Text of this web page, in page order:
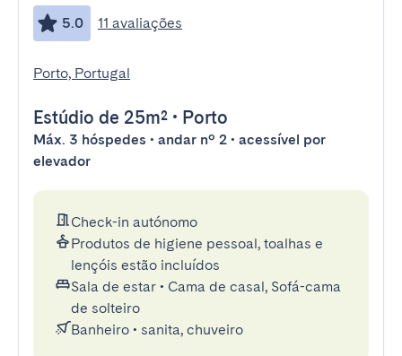
5.0 11 avaliações
Porto, Portugal
Estúdio de 25m² • Porto
Máx. 3 hóspedes • andar nº 2 • acessível por
elevador
Check-in autónomo
Produtos de higiene pessoal, toalhas e
lençóis estão incluídos
Sala de estar • Cama de casal, Sofá-cama
de solteiro
Banheiro • sanita, chuveiro